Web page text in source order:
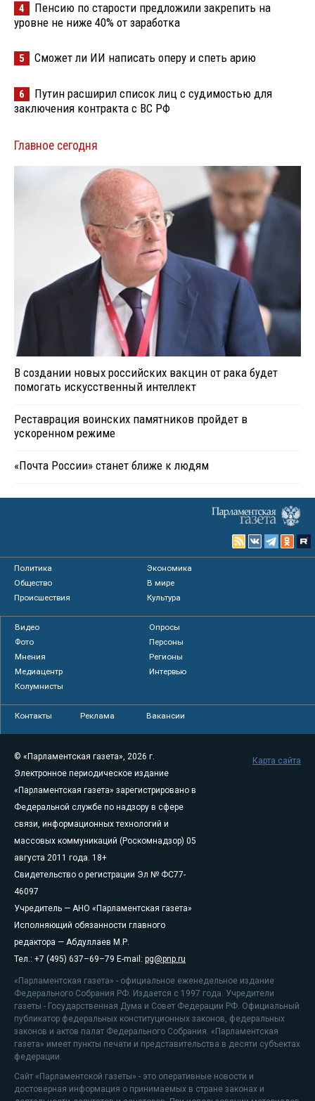
4
Пенсию по старости предложили закрепить на
уровне не ниже 40% от заработка
5 Сможет ли ИИ написать оперу и спеть арию
6
Путин расширил список лиц с судимостью для
заключения контракта с ВС РФ
Главное сегодня
В создании новых российских вакцин от рака будет
помогать искусственный интеллект
Реставрация воинских памятников пройдет в
ускоренном режиме
«Почта России» станет ближе к людям
Политика
Экономика
Общество
В мире
Происшествия
Культура
Видео
Опросы
Фото
Персоны
Мнения
Регионы
Медиацентр
Интервью
Колумнисты
Контакты Реклама Вакансии
© «Парламентская газета», 2026 г.
Электронное периодическое издание
«Парламентская газета» зарегистрировано в
Федеральной службе по надзору в сфере
связи, информационных технологий и
массовых коммуникаций (Роскомнадзор) 05
августа 2011 года. 18+
Свидетельство о регистрации Эл № ФС77-
46097
Учредитель — АНО «Парламентская газета»
Исполняющий обязанности главного
редактора — Абдуллаев М.Р.
Тел.: +7 (495) 637–69–79 E-mail: pg@pnp.ru
«Парламентская газета» - официальное еженедельное издание
Федерального Собрания РФ. Издается с 1997 года. Учредители
газеты - Государственная Дума и Совет Федерации РФ. Официальный
публикатор федеральных конституционных законов, федеральных
законов и актов палат Федерального Собрания. «Парламентская
газета» имеет пункты печати и представительства в десяти субъектах
федерации.
Сайт «Парламентской газеты» - это оперативные новости и
достоверная информация о принимаемых в стране законах и
Карта сайта